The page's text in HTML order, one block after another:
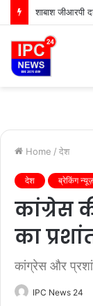
Home / देश
देश ब्रेकिंग न्यूज़
कांग्रेस
का
कांग्रेस और
IPC News 24